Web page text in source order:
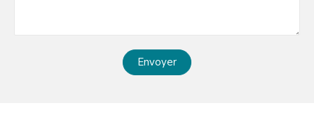
Envoyer